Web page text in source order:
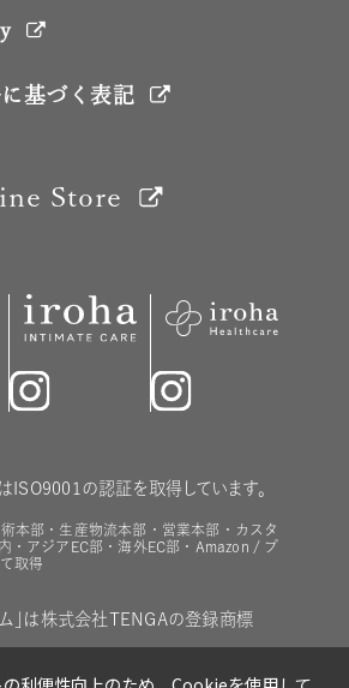
Store
の認証を取得しています。
本部・生産物流本部・営業本部・カスタ
・アジアEC部・海外EC部・Amazon / プ
取得
ム」は株式会社TENGAの登録商標
基づく表記